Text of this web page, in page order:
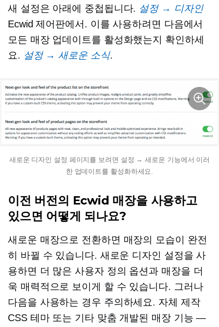
새 설정은 아래에 중첩됩니다. 설정 → 디자인
Ecwid 제어판에서. 이를 사용하려면 다음에서
모든 매장 업데이트를 활성화했는지 확인하세
요. 설정 → 새로운 소식.
새로운 디자인 설정 페이지를 보려면 설정 → 새로운 기능에서 이러
한 업데이트를 활성화하세요.
이전 버전의 Ecwid 매장을 사용하고
있으면 어떻게 되나요?
새로운 매장으로 전환하면 매장의 모습이 완전
히 바뀔 수 있습니다. 새로운 디자인 설정을 사
용하면 더 많은 사용자 정의 옵션과 매장을 더
욱 매력적으로 보이게 할 수 있습니다. 그러나
다음을 사용하는 경우 주의하세요. 자체 제작
CSS 테마 또는 기타 맞춤 개발된 매장 기능 —